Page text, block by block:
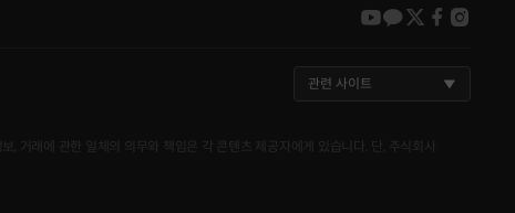
youtube
kakao
twitter
관련 사이트
거래에 관한 일체의 의무와 책임은 각 콘텐츠 제공자에게 있습니다. 단, 주식회사